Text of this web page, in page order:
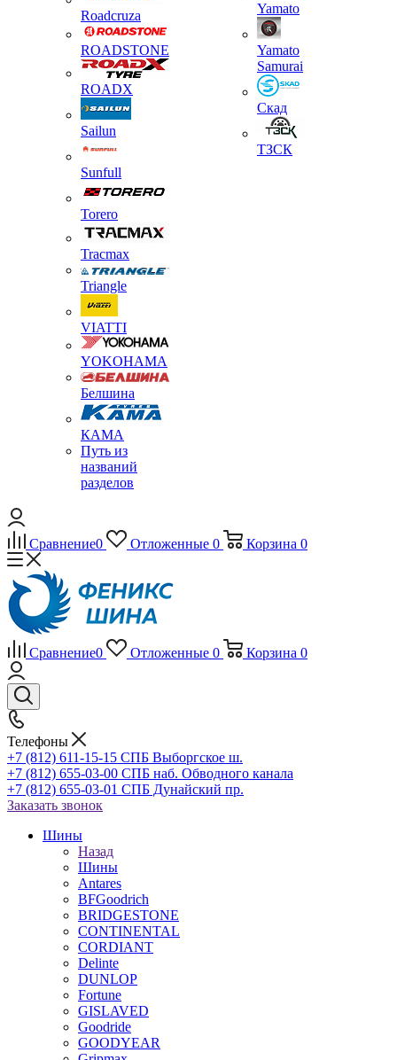
Roadcruza
ROADSTONE
ROADX
Sailun
Sunfull
Torero
Tracmax
Triangle
VIATTI
YOKOHAMA
Белшина
КАМА
Путь из
названий
разделов
Yamato
Yamato
Samurai
Скад
ТЗСК
Сравнение0 Отложенные 0 Корзина 0
Сравнение0 Отложенные 0 Корзина 0
Телефоны
+7 (812) 611-15-15 СПБ Выборгское ш.
+7 (812) 655-03-00 СПБ наб. Обводного канала
+7 (812) 655-03-01 СПБ Дунайский пр.
Заказать звонок
Шины
Назад
Шины
Antares
BFGoodrich
BRIDGESTONE
CONTINENTAL
CORDIANT
Delinte
DUNLOP
Fortune
GISLAVED
Goodride
GOODYEAR